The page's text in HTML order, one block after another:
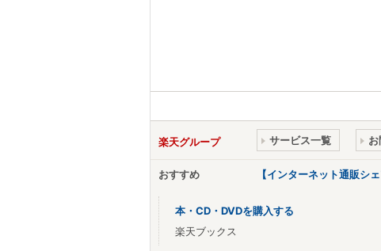
楽天グループ サービス一覧
おすすめ 【インターネット通販シ
本・CD・DVDを購入する
楽天ブックス